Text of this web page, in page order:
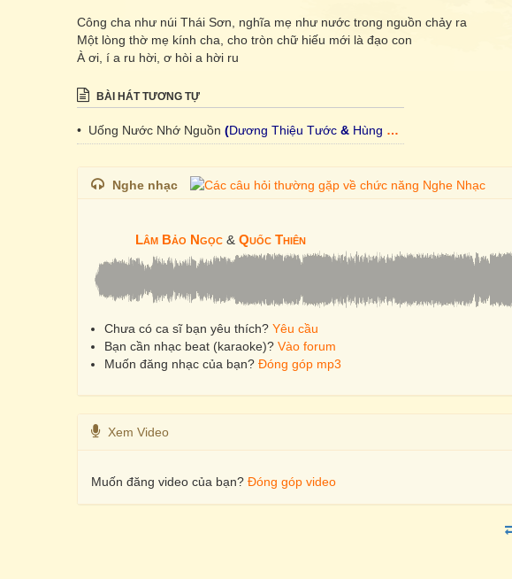
Công cha như núi Thái Sơn, nghĩa mẹ như nước trong nguồn chảy ra
Một lòng thờ mẹ kính cha, cho tròn chữ hiếu mới là đạo con
À ơi, í a ru hời, ơ hòi a hời ru
BÀI HÁT TƯƠNG TỰ
• Uống Nước Nhớ Nguồn (Dương Thiệu Tước & Hùng Lân
Nghe nhạc
Lâm Bảo Ngọc & Quốc Thiên
Chưa có ca sĩ bạn yêu thích? Yêu cầu
Bạn cần nhạc beat (karaoke)? Vào forum
Muốn đăng nhạc của bạn? Đóng góp mp3
Xem Video
Muốn đăng video của bạn? Đóng góp video